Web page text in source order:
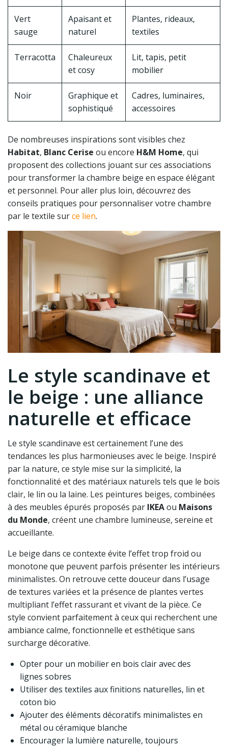
Vert
sauge
Apaisant et
naturel
Plantes, rideaux,
textiles
Terracotta
Chaleureux
et cosy
Lit, tapis, petit
mobilier
Noir
Graphique et
sophistiqué
Cadres, luminaires,
accessoires
De nombreuses inspirations sont visibles chez
Habitat, Blanc Cerise ou encore H&M Home, qui
proposent des collections jouant sur ces associations
pour transformer la chambre beige en espace élégant
et personnel. Pour aller plus loin, découvrez des
conseils pratiques pour personnaliser votre chambre
par le textile surce lien.
Le style scandinave et
le beige : une alliance
naturelle et efficace
Le style scandinave est certainement l’une des
tendances les plus harmonieuses avec le beige. Inspiré
par la nature, ce style mise sur la simplicité, la
fonctionnalité et des matériaux naturels tels que le bois
clair, le lin ou la laine. Les peintures beiges, combinées
à des meubles épurés proposés par IKEAou Maisons
du Monde, créent une chambre lumineuse, sereine et
accueillante.
Le beige dans ce contexte évite l’effet trop froid ou
monotone que peuvent parfois présenter les intérieurs
minimalistes. On retrouve cette douceur dans l’usage
de textures variées et la présence de plantes vertes
multipliant l’effet rassurant et vivant de la pièce. Ce
style convient parfaitement à ceux qui recherchent une
ambiance calme, fonctionnelle et esthétique sans
surcharge décorative.
Opter pour un mobilier en bois clair avec des
lignes sobres
Utiliser des textiles aux finitions naturelles, lin et
coton bio
Ajouter des éléments décoratifs minimalistes en
métal ou céramique blanche
Encourager la lumière naturelle, toujours